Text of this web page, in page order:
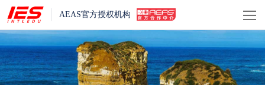
AEAS官方授权机构